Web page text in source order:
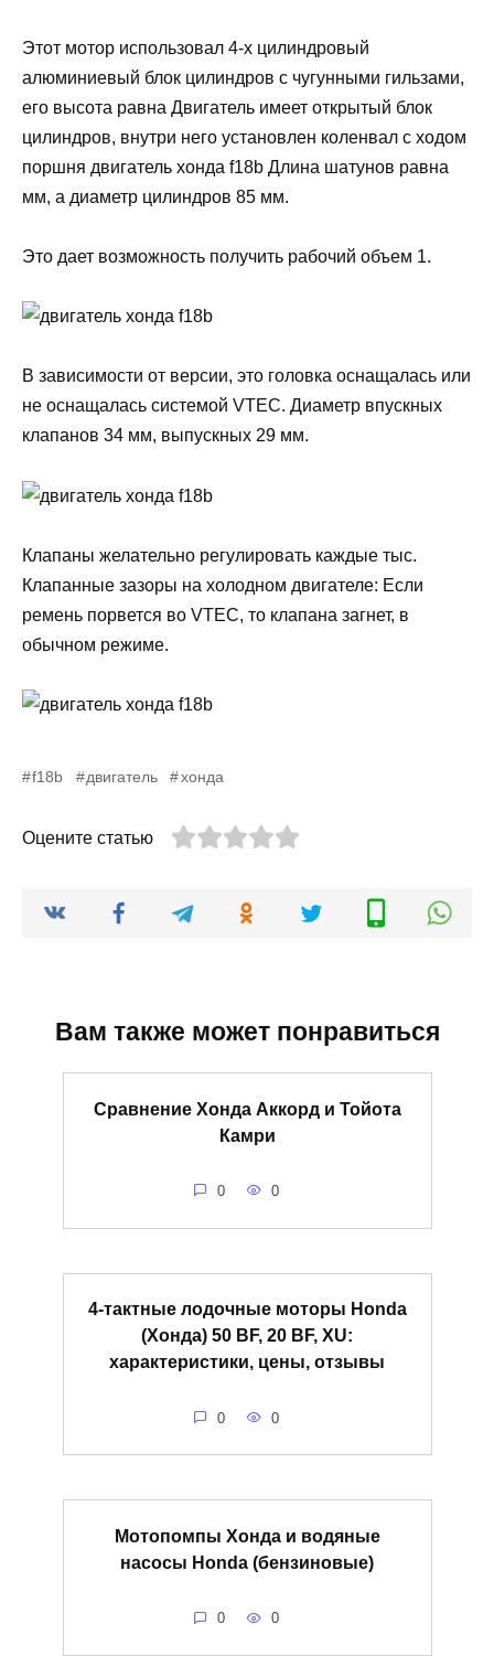
Этот мотор использовал 4-х цилиндровый
алюминиевый блок цилиндров с чугунными гильзами,
его высота равна Двигатель имеет открытый блок
цилиндров, внутри него установлен коленвал с ходом
поршня двигатель хонда f18b Длина шатунов равна
мм, а диаметр цилиндров 85 мм.
Это дает возможность получить рабочий объем 1.
В зависимости от версии, это головка оснащалась или
не оснащалась системой VTEC. Диаметр впускных
клапанов 34 мм, выпускных 29 мм.
Клапаны желательно регулировать каждые тыс.
Клапанные зазоры на холодном двигателе: Если
ремень порвется во VTEC, то клапана загнет, в
обычном режиме.
f18b двигатель хонда
Оцените статью
Вам также может понравиться
Сравнение Хонда Аккорд и Тойота
Камри
0 0
4-тактные лодочные моторы Honda
(Хонда) 50 BF, 20 BF, XU:
характеристики, цены, отзывы
0 0
Мотопомпы Хонда и водяные
насосы Honda (бензиновые)
0 0